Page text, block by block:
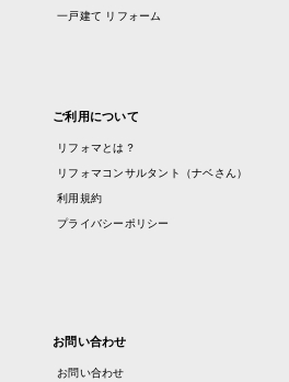
一戸建て リフォーム
ご利用について
リフォマとは？
リフォマコンサルタント（ナベさん）
利用規約
プライバシーポリシー
お問い合わせ
お問い合わせ